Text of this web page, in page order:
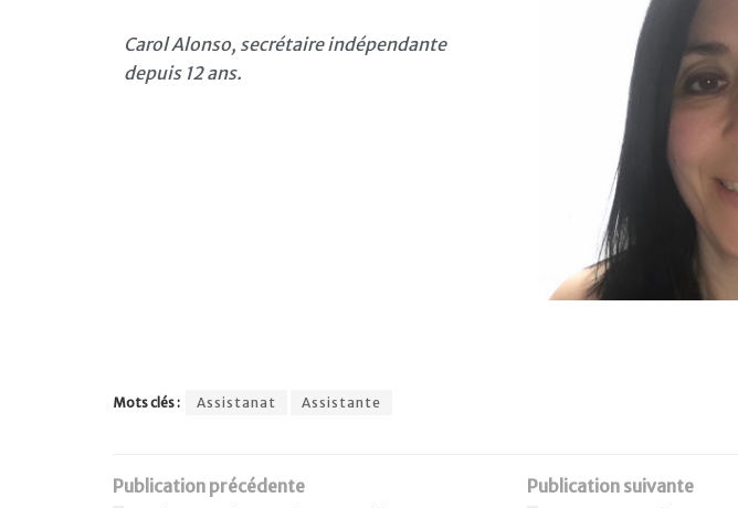
Carol Alonso, secrétaire indépendante
depuis 12 ans.
Mots clés : Assistanat Assistante
Publication précédente
Publication suivante